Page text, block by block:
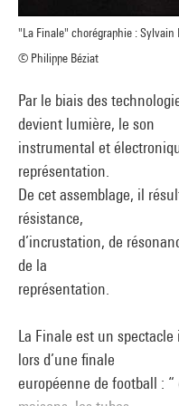
"La Finale" chorégraphie : Sylvain
© Philippe Béziat
Par le biais des
devient lumière, le son
instrumental et
représentation.
De cet assemblage, il
résistance,
d’incrustation, de
de la
représentation.
La Finale est un
lors d’une finale
européenne de football :